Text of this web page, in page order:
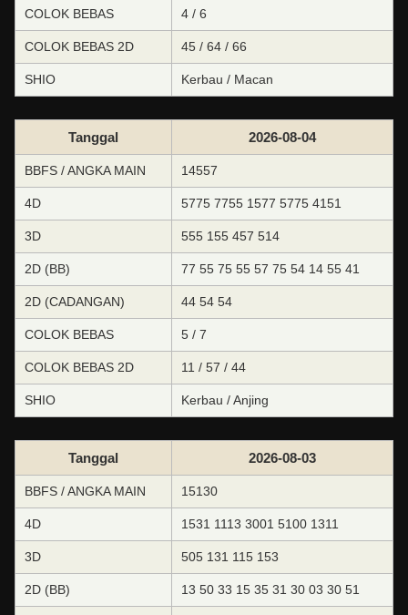
COLOK BEBAS 4 / 6
COLOK BEBAS 2D 45 / 64 / 66
SHIO Kerbau / Macan
Tanggal 2026-08-04
BBFS / ANGKA MAIN 14557
4D 5775 7755 1577 5775 4151
3D 555 155 457 514
2D (BB) 77 55 75 55 57 75 54 14 55 41
2D (CADANGAN) 44 54 54
COLOK BEBAS 5 / 7
COLOK BEBAS 2D 11 / 57 / 44
SHIO Kerbau / Anjing
Tanggal 2026-08-03
BBFS / ANGKA MAIN 15130
4D 1531 1113 3001 5100 1311
3D 505 131 115 153
2D (BB) 13 50 33 15 35 31 30 03 30 51